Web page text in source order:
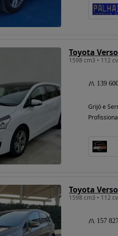
Toyota
1598 cm3 • 112 cv
139
Grijó e
Toyota
1598 cm3 • 112 cv
157